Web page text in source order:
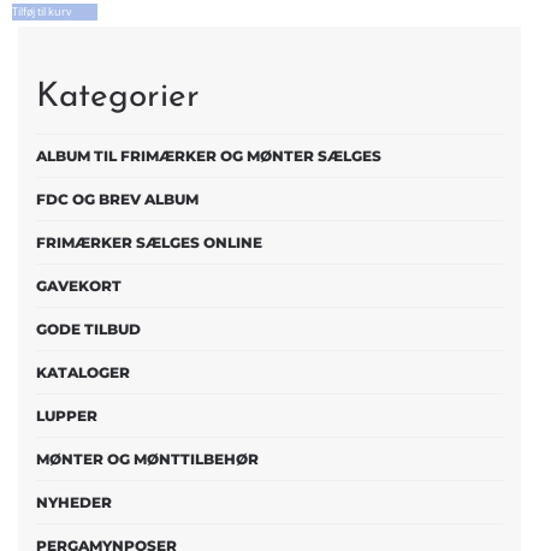
Tilføj til kurv
Kategorier
ALBUM TIL FRIMÆRKER OG MØNTER SÆLGES
FDC OG BREV ALBUM
FRIMÆRKER SÆLGES ONLINE
GAVEKORT
GODE TILBUD
KATALOGER
LUPPER
MØNTER OG MØNTTILBEHØR
NYHEDER
PERGAMYNPOSER